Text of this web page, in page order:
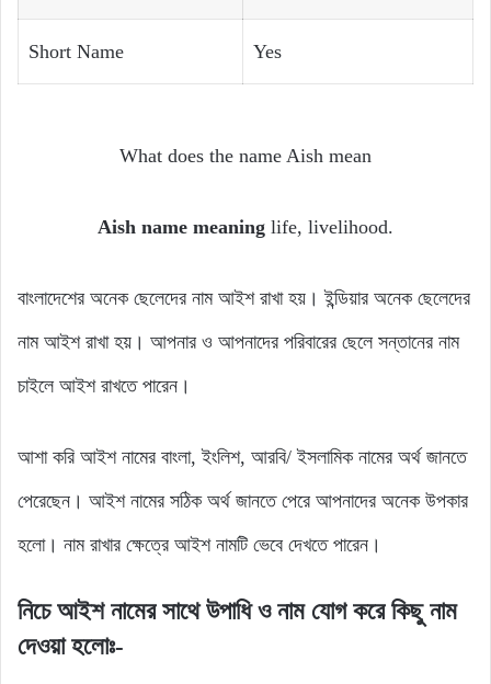
Short Name Yes
What does the name Aish mean
Aish name meaning life, livelihood.
বাংলাদেশের অনেক ছেলেদের নাম আইশ রাখা হয়। ইন্ডিয়ার অনেক ছেলেদের
নাম আইশ রাখা হয়। আপনার ও আপনাদের পরিবারের ছেলে সন্তানের নাম
চাইলে আইশ রাখতে পারেন।
আশা করি আইশ নামের বাংলা, ইংলিশ, আরবি/ ইসলামিক নামের অর্থ জানতে
পেরেছেন। আইশ নামের সঠিক অর্থ জানতে পেরে আপনাদের অনেক উপকার
হলো। নাম রাখার ক্ষেত্রে আইশ নামটি ভেবে দেখতে পারেন।
নিচে আইশ নামের সাথে উপাধি ও নাম যোগ করে কিছু নাম
দেওয়া হলোঃ-